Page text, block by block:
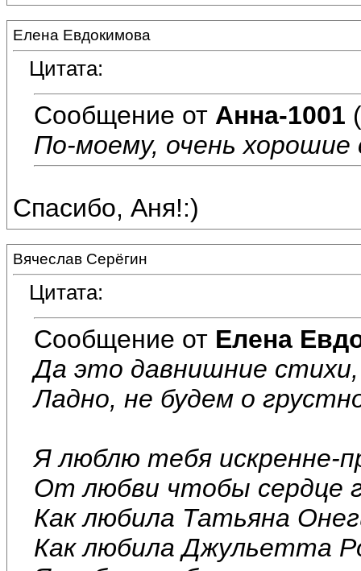
Елена Евдокимова
Цитата:
Сообщение от Анна-1001
По-моему, очень
Спасибо, Аня!:)
Вячеслав Серёгин
Цитата:
Сообщение от Елена
Да это давнишние
Ладно, не будем о
Я люблю тебя искренне-
От любви чтобы сердце
Как любила Татьяна
Как любила Джульетта